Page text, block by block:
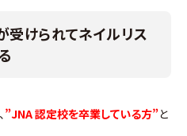
けられてネイルリス
”JNA 認定校を卒業している方”と